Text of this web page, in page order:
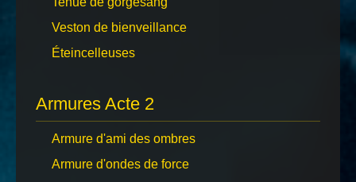
Veston de bienveillance
Éteincelleuses
Armures Acte 2
Armure d'ami des ombres
Armure d'ondes de force